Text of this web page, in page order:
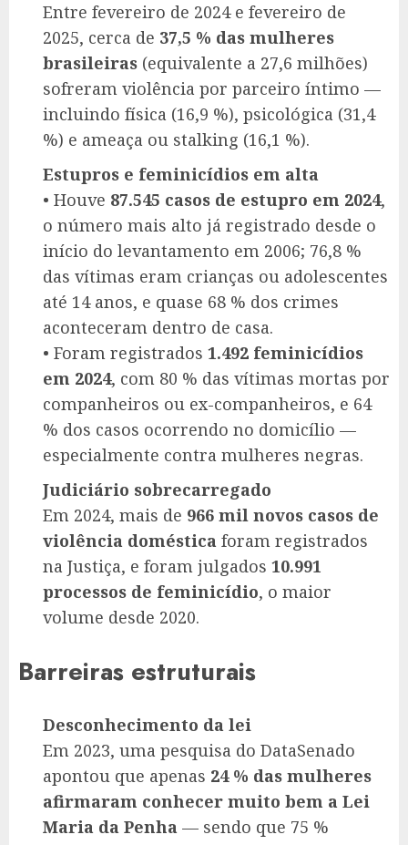
Entre fevereiro de 2024 e fevereiro de
2025, cerca de 37,5 % das mulheres
brasileiras (equivalente a 27,6 milhões)
sofreram violência por parceiro íntimo —
incluindo física (16,9 %), psicológica (31,4
%) e ameaça ou stalking (16,1 %).
Estupros e feminicídios em alta
• Houve 87.545 casos de estupro em 2024,
o número mais alto já registrado desde o
início do levantamento em 2006; 76,8 %
das vítimas eram crianças ou adolescentes
até 14 anos, e quase 68 % dos crimes
aconteceram dentro de casa.
• Foram registrados 1.492 feminicídios
em 2024, com 80 % das vítimas mortas por
companheiros ou ex-companheiros, e 64
% dos casos ocorrendo no domicílio —
especialmente contra mulheres negras.
Judiciário sobrecarregado
Em 2024, mais de 966 mil novos casos de
violência doméstica foram registrados
na Justiça, e foram julgados 10.991
processos de feminicídio, o maior
volume desde 2020.
Barreiras estruturais
Desconhecimento da lei
Em 2023, uma pesquisa do DataSenado
apontou que apenas 24 % das mulheres
afirmaram conhecer muito bem a Lei
Maria da Penha — sendo que 75 %